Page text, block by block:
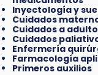
Inyectología y
Cuidados
Cuidados a
Cuidados
Enfermería
Farmacología
Primeros auxilios